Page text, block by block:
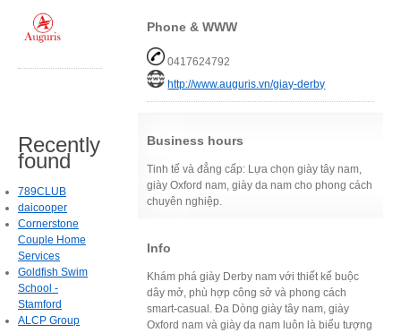
Phone & WWW
0417624792
http://www.auguris.vn/giay-derby
Business hours
Tinh tế và đẳng cấp: Lựa chọn giày tây nam,
giày Oxford nam, giày da nam cho phong cách
chuyên nghiệp.
Info
Khám phá giày Derby nam với thiết kế buộc
dây mở, phù hợp công sở và phong cách
smart-casual. Đa Dòng giày tây nam, giày
Oxford nam và giày da nam luôn là biểu tượng
Recently
found
789CLUB
daicooper
Cornerstone
Couple Home
Services
Goldfish Swim
School -
Stamford
ALCP Group